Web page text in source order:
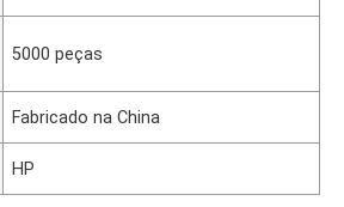
5000 peças
Fabricado na China
HP